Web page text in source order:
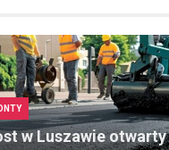
w Luszawie